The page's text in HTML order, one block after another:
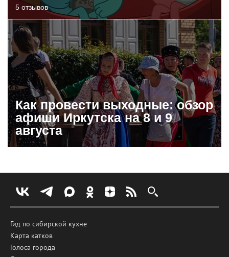
5 отзывов
Как провести выходные: обзор
афиши Иркутска на 8 и 9
августа
Гид по сибирской кухне
Карта катков
Голоса города